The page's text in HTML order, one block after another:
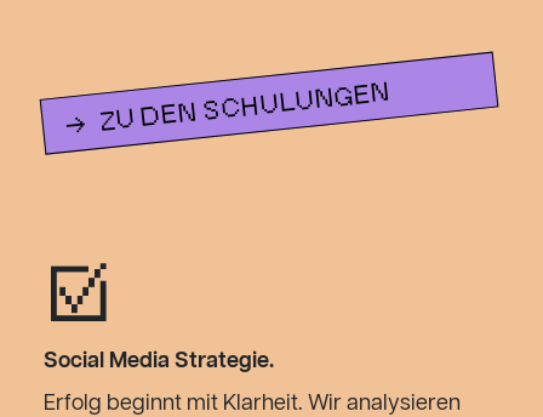
ZU DEN SCHULUNGEN
☑︎
Social Media Strategie.
Erfolg beginnt mit Klarheit. Wir analysieren